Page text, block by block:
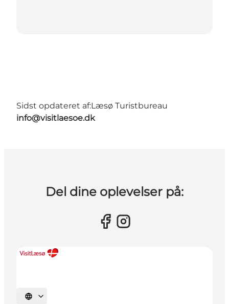
Sidst opdateret af:Læsø Turistbureau
info@visitlaesoe.dk
Del dine oplevelser på:
Vælg sprog